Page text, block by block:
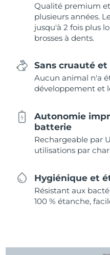
Qualité premium
plusieurs années.
jusqu'à 2 fois plus
brosses à dents.
Sans cruauté
Aucun animal n'a
développement et
Autonomie
batterie
Rechargeable par
utilisations par
Hygiénique et
Résistant aux
100 % étanche,